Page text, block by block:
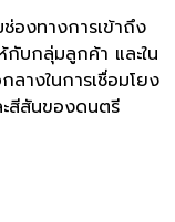
องทางการเข้าถึง
บกลุ่มลูกค้า และใน
ลางในการเชื่อมโยง
ะสีสันของดนตรี